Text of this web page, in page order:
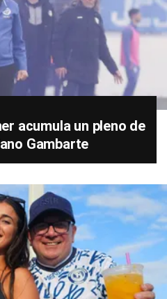
acumula un pleno de
Gambarte